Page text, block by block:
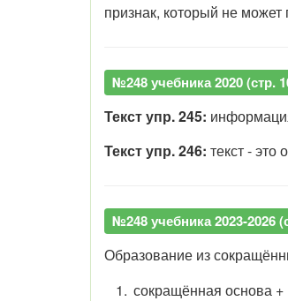
признак, который не
№248 учебника 2020 (стр.
Текст упр. 245:
Текст упр. 246: текст -
№248 учебника 2023-2026
Образование из
сокращённая основа